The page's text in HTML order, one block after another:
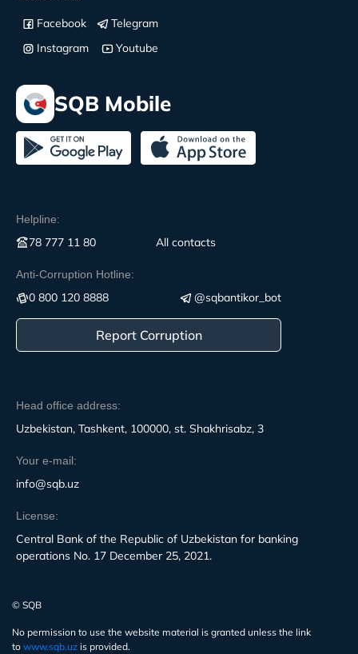
Head office address:
Uzbekistan, Tashkent, 100000, st. Shakhrisabz, 3
Your e-mail:
info@sqb.uz
License:
Central Bank of the Republic of Uzbekistan for banking
operations No. 17 December 25, 2021.
Facebook
Telegram
Instagram
Youtube
SQB Mobile
Helpline:
78 777 11 80 All contacts
Anti-Corruption Hotline:
0 800 120 8888 @sqbantikor_bot
Report Corruption
© SQB
No permission to use the website material is granted unless the link
to www.sqb.uz is provided.